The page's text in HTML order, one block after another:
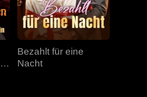
Folge 40Bezahlt für eine
Nacht